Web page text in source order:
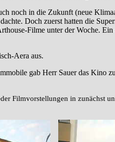
noch in die Zukunft (neue
Doch zuerst hatten die
Filme unter der Woche.
Aera aus.
gab Herr Sauer das Kino
Filmvorstellungen in zunächst